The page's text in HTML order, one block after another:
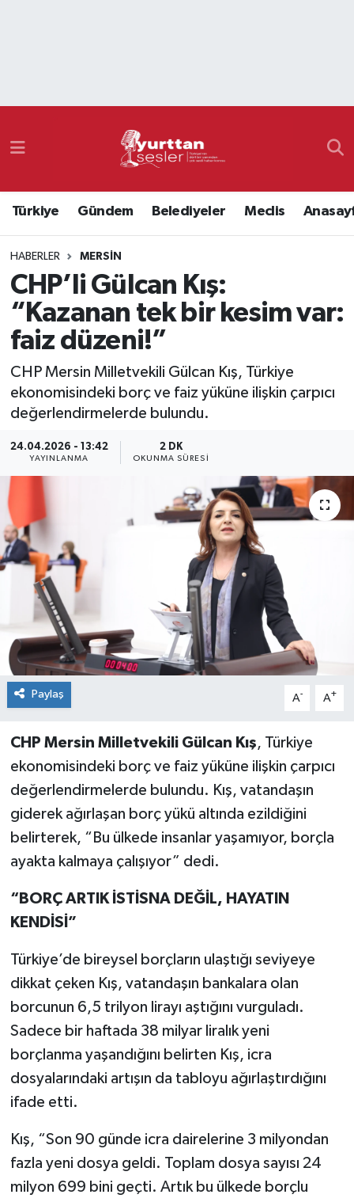
Türkiye Gündem Belediyeler Meclis
HABERLER MERSIN
CHP’li Gülcan Kış:
“Kazanan tek bir kesim var:
faiz düzeni!”
CHP Mersin Milletvekili Gülcan Kış, Türkiye
ekonomisindeki borç ve faiz yüküne ilişkin çarpıcı
değerlendirmelerde bulundu.
24.04.2026 - 13:42
YAYINLANMA
2 DK
OKUNMA SÜRESI
Paylaş A- A+
CHP Mersin Milletvekili Gülcan Kış, Türkiye
ekonomisindeki borç ve faiz yüküne ilişkin çarpıcı
değerlendirmelerde bulundu. Kış, vatandaşın
giderek ağırlaşan borç yükü altında ezildiğini
belirterek, “Bu ülkede insanlar yaşamıyor, borçla
ayakta kalmaya çalışıyor” dedi.
“BORÇ ARTIK İSTİSNA DEĞİL, HAYATIN
KENDİSİ”
Türkiye’de bireysel borçların ulaştığı seviyeye
dikkat çeken Kış, vatandaşın bankalara olan
borcunun 6,5 trilyon lirayı aştığını vurguladı.
Sadece bir haftada 38 milyar liralık yeni
borçlanma yaşandığını belirten Kış, icra
dosyalarındaki artışın da tabloyu ağırlaştırdığını
ifade etti.
Kış, “Son 90 günde icra dairelerine 3 milyondan
fazla yeni dosya geldi. Toplam dosya sayısı 24
milyon 699 bini geçti. Artık bu ülkede borçlu
Namaz Vakitleri
Süper Lig Puan Durumu ve Fikstür
Tüm Manşetler
Son Dakika Haberleri
Haber Arşivi